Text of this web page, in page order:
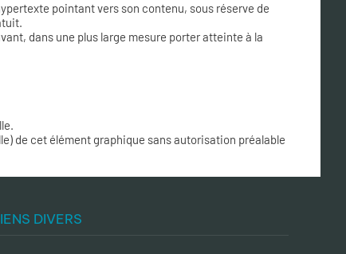
pointant vers son contenu, sous réserve de
dans une plus large mesure porter atteinte à la
de cet élément graphique sans autorisation préalable
DIVERS